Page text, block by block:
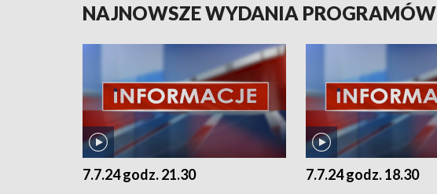
NAJNOWSZE WYDANIA PROGRAMÓW
7.7.24 godz. 21.30 7.7.24 godz. 18.30